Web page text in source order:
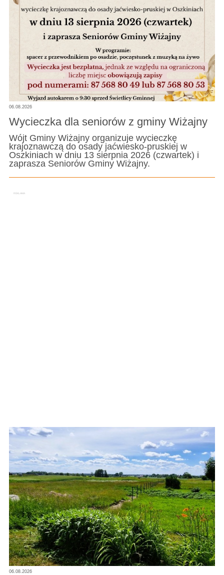
06.08.2026
Wycieczka dla seniorów z gminy Wiżajny
Wójt Gminy Wiżajny organizuje wycieczkę
krajoznawczą do osady jaćwiesko-pruskiej w
Oszkiniach w dniu 13 sierpnia 2026 (czwartek) i
zaprasza Seniorów Gminy Wiżajny.
06.08.2026